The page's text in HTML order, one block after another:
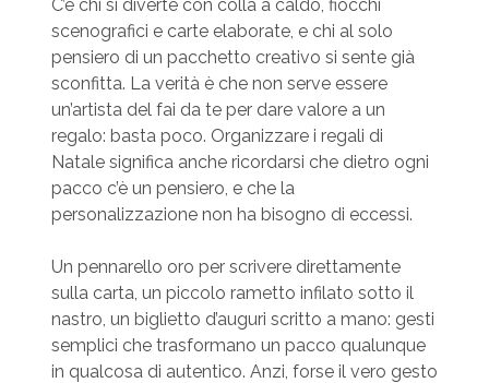
C’è chi si diverte con colla a caldo, fiocchi
scenografici e carte elaborate, e chi al solo
pensiero di un pacchetto creativo si sente già
sconfitta. La verità è che non serve essere
un’artista del fai da te per dare valore a un
regalo: basta poco. Organizzare i regali di
Natale significa anche ricordarsi che dietro ogni
pacco c’è un pensiero, e che la
personalizzazione non ha bisogno di eccessi.
Un pennarello oro per scrivere direttamente
sulla carta, un piccolo rametto infilato sotto il
nastro, un biglietto d’auguri scritto a mano: gesti
semplici che trasformano un pacco qualunque
in qualcosa di autentico. Anzi, forse il vero gesto